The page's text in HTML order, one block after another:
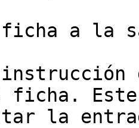
ficha a la
ficha.
la